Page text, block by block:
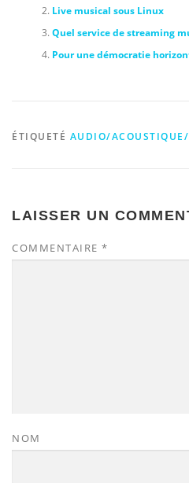
Live musical sous Linux
Quel service de streaming
Pour une démocratie
ÉTIQUETÉ AUDIO/
LAISSER UN
COMMENTAIRE *
NOM